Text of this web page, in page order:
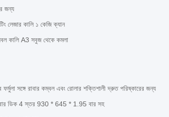
জন্য
লেজার কালি ১ কেজি ক্যান
কালি A3 সবুজ থেকে কমলা
সঙ্গে রাবার কম্বল এবং রোলার শক্তিশালী দ্রুত পরিষ্কারের জন্য
ডিক 4 স্তর 930 * 645 * 1.95 বার সহ